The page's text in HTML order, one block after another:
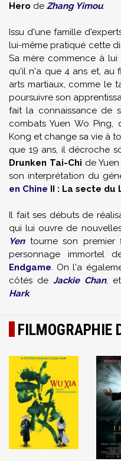
Hero de Zhang Yimou.
Issu d'une famille
lui-même pratiqué cette
Sa mère commence à
qu'il n'a que 4 ans et, au
arts martiaux, comme le
poursuivre son
fait la connaissance de
combats Yuen Wo
Kong et change sa vie à
que 19 ans, il décroche
Drunken Tai-Chi de
son interprétation du
en Chine II : La secte du
Il fait ses débuts de
qui lui ouvre de
Yentourne son premier
personnage immortel
Endgame. On l'a
côtés deJackie Chan,
Hark.
FILMOGRAPHIE